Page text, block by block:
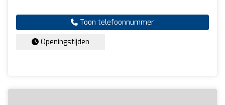
Toon telefoonnummer
Openingstijden